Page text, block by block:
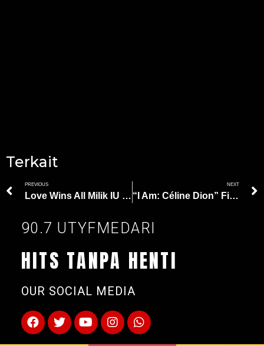
Terkait
PREVIOUS
Love Wins All Milik IU Jadi Lagu Pertama yang Raih Predikat ‘Perfect All Kill’ di 2024
NEXT
“I Am: Céline Dion” Film Dokumenter Perjuangan Celine Dion Melawan Stiff Person Syndrome
90.7 UTYFMEDARI
HITS TANPA HENTI
OUR SOCIAL MEDIA